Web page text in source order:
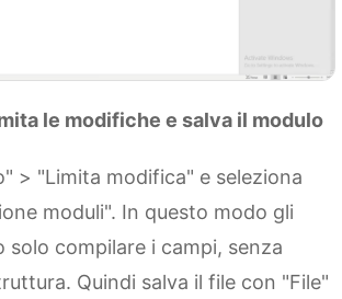
le modifiche e salva il modulo
> "Limita modifica" e seleziona
moduli". In questo modo gli
compilare i campi, senza
Quindi salva il file con "File"